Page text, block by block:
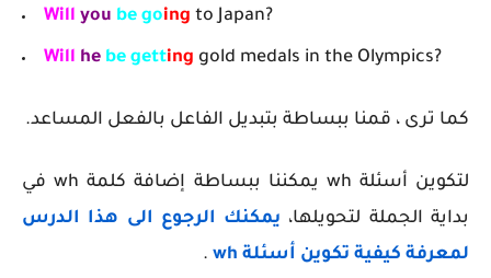
Will you be going to Japan?
Will he be getting gold medals in the Olympics?
كما ترى ، قمنا ببساطة بتبديل الفاعل بالفعل المساعد.
لتكوين أسئلة wh يمكننا ببساطة إضافة كلمة wh في
بداية الجملة لتحويلها، يمكنك الرجوع الى هذا الدرس
لمعرفة كيفية تكوين أسئلة wh
.